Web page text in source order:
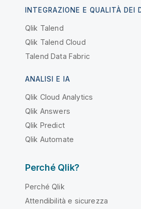
INTEGRAZIONE E QUALITÀ DEI
Qlik Talend
Qlik Talend Cloud
Talend Data Fabric
ANALISI E IA
Qlik Cloud Analytics
Qlik Answers
Qlik Predict
Qlik Automate
Perché Qlik?
Perché Qlik
Attendibilità e sicurezza